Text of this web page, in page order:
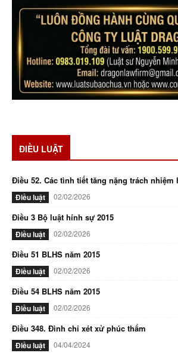
ĐIỀU LUẬT
Điều 52. Các tình tiết tăng nặng trách nhiệm
Điều luật 02/02/2026
Điều 3 Bộ luật hính sự 2015
Điều luật 02/02/2026
Điều 51 BLHS năm 2015
Điều luật 02/02/2026
Điều 54 BLHS năm 2015
Điều luật 02/02/2026
Điều 348. Đình chỉ xét xử phúc thẩm
Điều luật 04/04/2024